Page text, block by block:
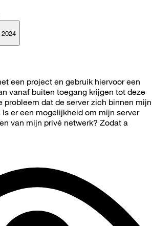
een project en gebruik hiervoor een
vanaf buiten toegang krijgen tot deze
probleem dat de server zich binnen mijn
er een mogelijkheid om mijn server
van mijn privé netwerk? Zodat a